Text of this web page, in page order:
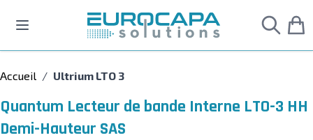
Accueil / Ultrium LTO 3
Quantum Lecteur de bande Interne LTO-3 HH
Demi-Hauteur SAS